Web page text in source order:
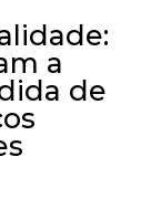
a
de